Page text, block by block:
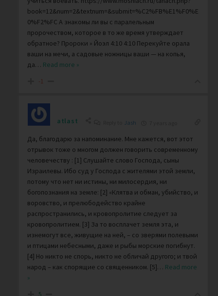
book=12&num=2&textnum=&submit=%C2%FB%E1%F0%E
0%F2%FC А знакомы ли вы с паралельным
пророчеством, которое в то же время утверждает
обратное? Пророки » Йоэл 4:10 4:10 Перекуйте орала
ваши на мечи, а садовые ножницы ваши — на копья,
да… Read more »
-1
atlast Jash
Да, благодарю за напоминание. Мне кажется, вот этот
отрывок тоже о многом должен говорить современному
человечеству : [1] Слушайте слово Господа, сыны
Израилевы. Ибо суд у Господа с жителями этой земли,
потому что нет ни истины, ни милосердия, ни
богопознания на земле: [2] «Клятва и обман, убийство, и
воровство, и прелюбодейство крайне
распространились, и кровопролитие следует за
кровопролитием. [3] За то восплачет земля эта, и
изнемогут все, живущие на ней, – со зверями полевыми
и птицами небесными, даже и рыбы морские погибнут.
[4] Но никто не спорь, никто не обличай другого; и твой
народ – как спорящие со священником. [5]… Read more
»
5